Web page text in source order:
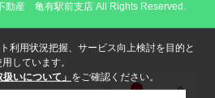
JA
動産 亀有駅前支店 All Rights Reserved.
利用状況把握、サービス向上検討を目的と
しています。
扱いについて」 をご確認ください。